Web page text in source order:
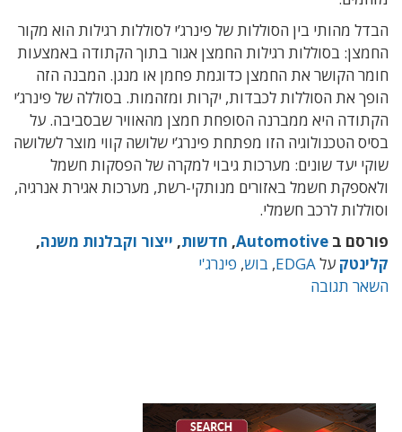
הבדל מהותי בין הסוללות של פינרג’י לסוללות רגילות הוא מקור
החמצן: בסוללות רגילות החמצן אגור בתוך הקתודה באמצעות
חומר הקושר את החמצן כדוגמת פחמן או מנגן. המבנה הזה
הופך את הסוללות לכבדות, יקרות ומזהמות. בסוללה של פינרג’י
הקתודה היא ממברנה הסופחת חמצן מהאוויר שבסביבה. על
בסיס הטכנולוגיה הזו מפתחת פינרג’י שלושה קווי מוצר לשלושה
שוקי יעד שונים: מערכות גיבוי למקרה של הפסקות חשמל
ולאספקת חשמל באזורים מנותקי-רשת, מערכות אגירת אנרגיה,
וסוללות לרכב חשמלי.
פורסם ב Automotive
, חדשות, ייצור וקבלנות משנה,
קלינטק עלEDGA
, בוש, פינרג'י
השאר תגובה